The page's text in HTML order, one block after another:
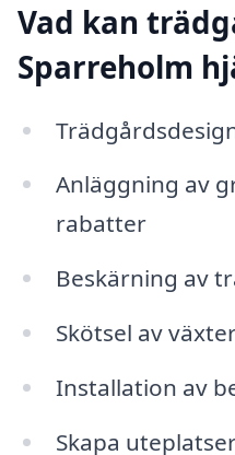
Vad kan
Sparreholm
Anläggning av
rabatter
Beskärning av
Skötsel av
Installation av
Skapa